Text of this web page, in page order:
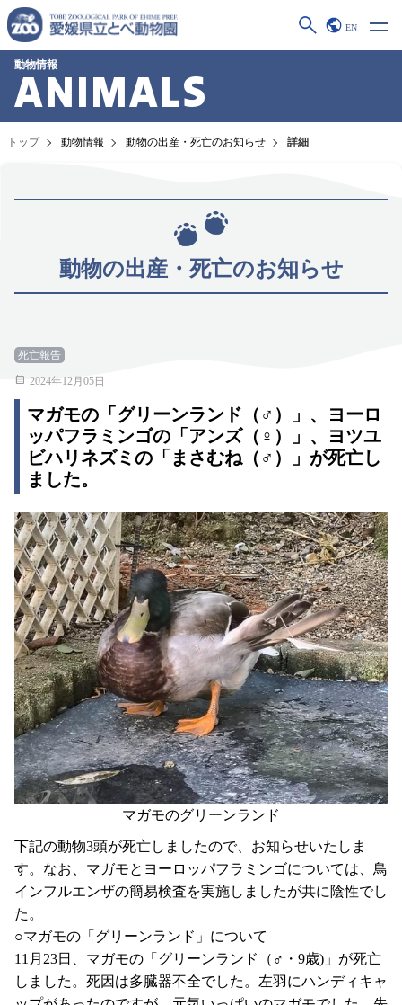
EN
動物情報
ANIMALS
トップ 動物情報 動物の出産・死亡のお知らせ 詳細
動物の出産・死亡のお知らせ
死亡報告
2024年12月05日
マガモの「グリーンランド（♂）」、ヨーロ
ッパフラミンゴの「アンズ（♀）」、ヨツユ
ビハリネズミの「まさむね（♂）」が死亡し
ました。
マガモのグリーンランド
下記の動物3頭が死亡しましたので、お知らせいたしま
す。なお、マガモとヨーロッパフラミンゴについては、鳥
インフルエンザの簡易検査を実施しましたが共に陰性でし
た。
○マガモの「グリーンランド」について
11月23日、マガモの「グリーンランド（♂・9歳)」が死亡
しました。死因は多臓器不全でした。左羽にハンディキャ